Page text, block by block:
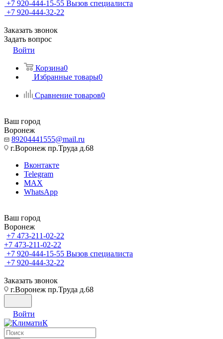
+7 920-444-15-55 Вызов специалиста
+7 920-444-32-22
Заказать звонок
Задать вопрос
Войти
Корзина0
Избранные товары0
Сравнение товаров0
Ваш город
Воронеж
89204441555@mail.ru
г.Воронеж пр.Труда д.68
Вконтакте
Telegram
MAX
WhatsApp
Ваш город
Воронеж
+7 473-211-02-22
+7 473-211-02-22
+7 920-444-15-55 Вызов специалиста
+7 920-444-32-22
Заказать звонок
г.Воронеж пр.Труда д.68
Войти